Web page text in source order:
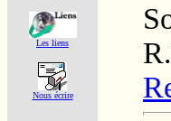
Les liens
Nous écrire